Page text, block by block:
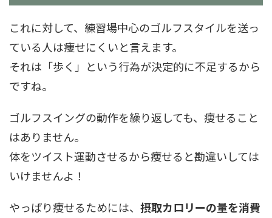
これに対して、練習場中心のゴルフスタイルを送っ
ている人は痩せにくいと言えます。
それは「歩く」という行為が決定的に不足するから
ですね。
ゴルフスイングの動作を繰り返しても、痩せること
はありません。
体をツイスト運動させるから痩せると勘違いしては
いけませんよ！
やっぱり痩せるためには、 摂取カロリーの量を消費